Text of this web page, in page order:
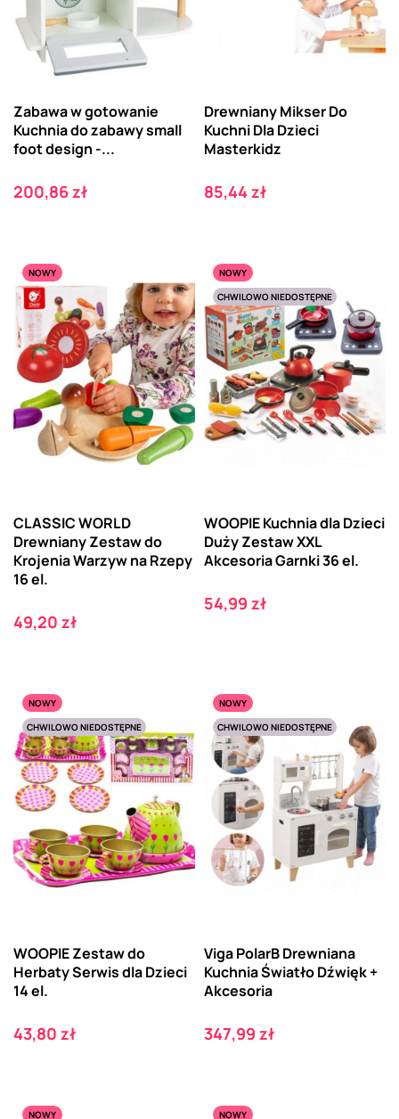
Zabawa w gotowanie
Kuchnia do zabawy small
foot design -...
Cena
200,86 zł
Drewniany Mikser Do
Kuchni Dla Dzieci
Masterkidz
Cena
85,44 zł
NOWY
CLASSIC WORLD
Drewniany Zestaw do
Krojenia Warzyw na Rzepy
16 el.
Cena
49,20 zł
NOWY
CHWILOWO NIEDOSTĘPNE
WOOPIE Kuchnia dla Dzieci
Duży Zestaw XXL
Akcesoria Garnki 36 el.
Cena
54,99 zł
NOWY
CHWILOWO NIEDOSTĘPNE
WOOPIE Zestaw do
Herbaty Serwis dla Dzieci
14 el.
Cena
43,80 zł
NOWY
CHWILOWO NIEDOSTĘPNE
Viga PolarB Drewniana
Kuchnia Światło Dźwięk +
Akcesoria
Cena
347,99 zł
NOWY
NOWY